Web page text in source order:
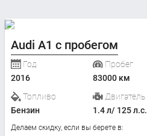
Audi A1 с пробегом
Год
2016
Пробег
83000 км
Топливо
Бензин
Двигатель
1.4 л/ 125 л.с.
Делаем скидку, если вы берете в: